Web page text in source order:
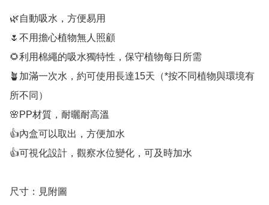
🌿自動吸水，方便易用
🌷不用擔心植物無人照顧
🌻利用棉繩的吸水獨特性，保守植物每日所需
🪴加滿一次水，約可使用長達15天（*按不同植物與環境有
所不同）
🌸PP材質，耐曬耐高溫
👍內盒可以取出，方便加水
👍可視化設計，觀察水位變化，可及時加水
尺寸：見附圖